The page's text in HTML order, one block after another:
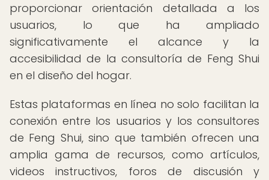
proporcionar orientación detallada a los
usuarios, lo que ha ampliado
significativamente el alcance y la
accesibilidad de la consultoría de Feng Shui
en el diseño del hogar.
Estas plataformas en línea no solo facilitan la
conexión entre los usuarios y los consultores
de Feng Shui, sino que también ofrecen una
amplia gama de recursos, como artículos,
videos instructivos, foros de discusión y